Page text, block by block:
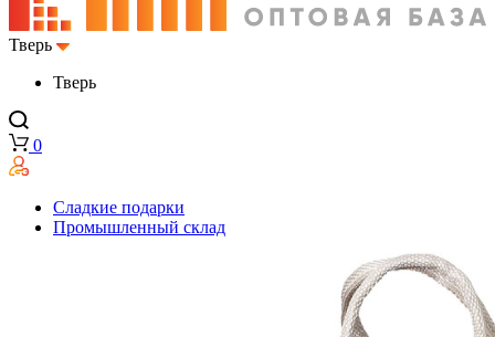
Тверь
Тверь
0
Сладкие подарки
Промышленный склад